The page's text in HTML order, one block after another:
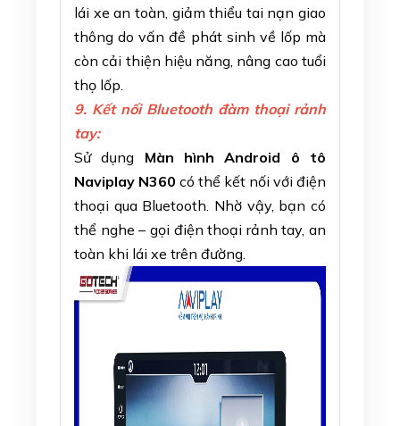
lái xe an toàn, giảm thiểu tai nạn giao
thông do vấn đề phát sinh về lốp mà
còn cải thiện hiệu năng, nâng cao tuổi
thọ lốp.
9. Kết nối Bluetooth đàm thoại rảnh
tay:
Sử dụng Màn hình Android ô tô
Naviplay N360 có thể kết nối với điện
thoại qua Bluetooth. Nhờ vậy, bạn có
thể nghe – gọi điện thoại rảnh tay, an
toàn khi lái xe trên đường.